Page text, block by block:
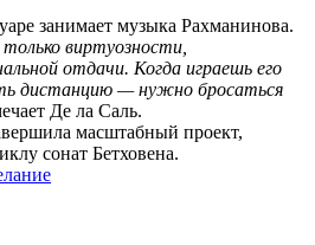
занимает музыка Рахманинова.
виртуозности,
отдачи. Когда играешь его
дистанцию — нужно бросаться
Де ла Саль.
масштабный проект,
сонат Бетховена.